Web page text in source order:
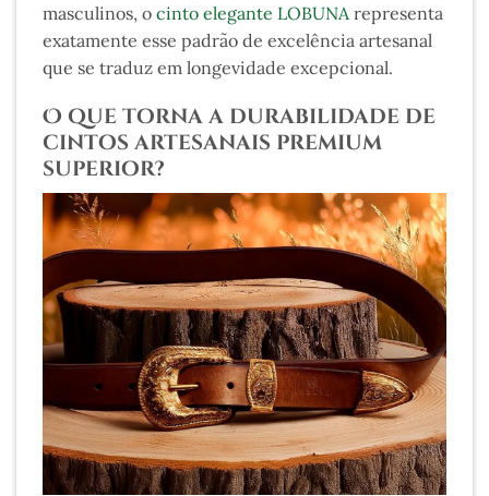
masculinos, o cinto elegante LOBUNA representa
exatamente esse padrão de excelência artesanal
que se traduz em longevidade excepcional.
O que torna a durabilidade de
cintos artesanais premium
superior?